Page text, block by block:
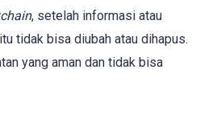
, setelah informasi atau
tidak bisa diubah atau dihapus.
yang aman dan tidak bisa